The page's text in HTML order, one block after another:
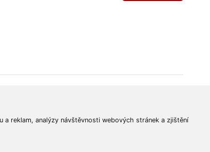
reklam, analýzy návštěvnosti webových stránek a zjištění